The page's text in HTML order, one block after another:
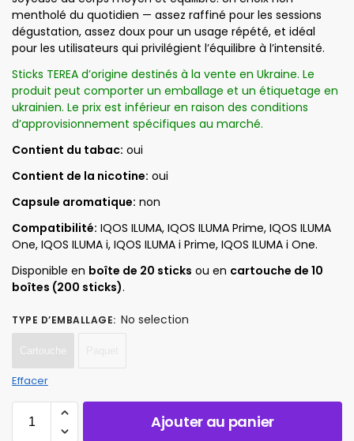
mentholé du quotidien — assez raffiné pour les sessions
dégustation, assez doux pour un usage répété, et idéal
pour les utilisateurs qui privilégient l’équilibre à l’intensité.
Sticks TEREA d’origine destinés à la vente en Ukraine. Le
produit peut comporter un emballage et un étiquetage en
ukrainien. Le prix est inférieur en raison des conditions
d’approvisionnement spécifiques au marché.
Contient du tabac: oui
Contient de la nicotine: oui
Capsule aromatique: non
Compatibilité: IQOS ILUMA, IQOS ILUMA Prime, IQOS ILUMA
One, IQOS ILUMA i, IQOS ILUMA i Prime, IQOS ILUMA i One.
Disponible en boîte de 20 sticks ou en cartouche de 10
boîtes (200 sticks).
TYPE D’EMBALLAGE: No selection
Cartouche
Effacer
Ajouter au panier